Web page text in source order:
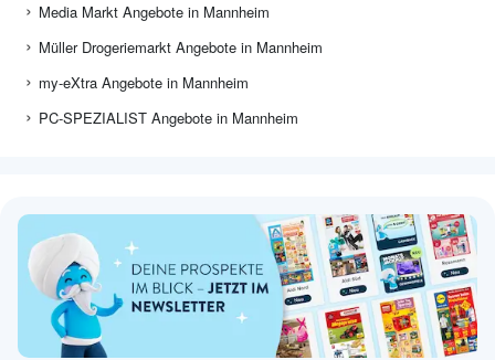
Media Markt Angebote in Mannheim
Müller Drogeriemarkt Angebote in Mannheim
my-eXtra Angebote in Mannheim
PC-SPEZIALIST Angebote in Mannheim